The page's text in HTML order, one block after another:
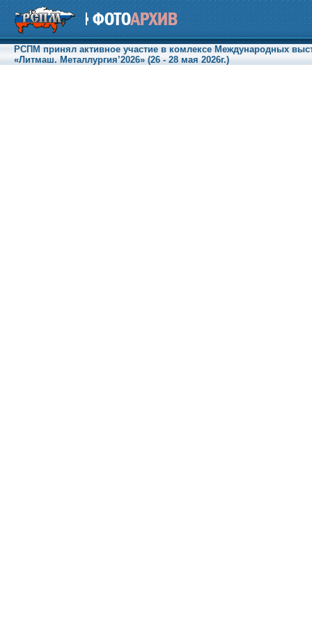
РСПМ принял активное участие в комлексе Международных
«Литмаш. Металлургия’2026» (26 - 28 мая 2026г.)